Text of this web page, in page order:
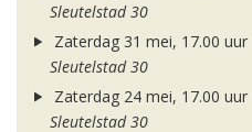
Sleutelstad 30
Zaterdag 31 mei, 17.00 uur
Sleutelstad 30
Zaterdag 24 mei, 17.00 uur
Sleutelstad 30